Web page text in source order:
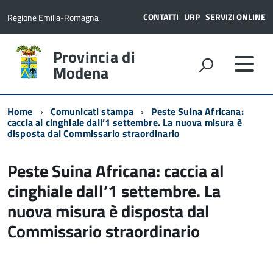
Regione Emilia-Romagna CONTATTI URP SERVIZI ONLINE
Provincia di
Modena
Home Comunicati stampa Peste Suina Africana:
caccia al cinghiale dall’1 settembre. La nuova misura è
disposta dal Commissario straordinario
Peste Suina Africana: caccia al
cinghiale dall’1 settembre. La
nuova misura è disposta dal
Commissario straordinario